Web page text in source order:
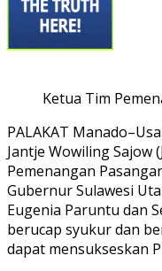
Ketua Tim
PALAKAT
Jantje Wowiling Sajow
Pemenangan
Gubernur Sulawesi
Eugenia Paruntu dan
berucap syukur dan
dapat mensukseskan